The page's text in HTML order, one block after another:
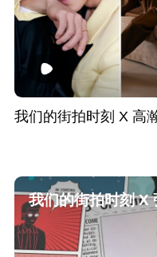
我们的街拍时刻 X 高
我们的街拍时刻 X